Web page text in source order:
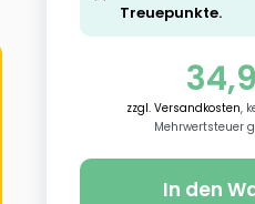
Treuepunkte.
zzgl. Versandkosten,
Mehrwertsteuer
In den